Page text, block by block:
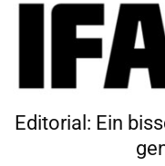
Editorial: Ein